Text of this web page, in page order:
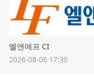
엘앤에프 CI
2026-08-06 17:30